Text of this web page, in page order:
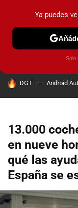
PRUEBAS
HOY SE HABLA DE
DGT Android
13.000
en nueve
qué las
España se
Ya puedes
Solo